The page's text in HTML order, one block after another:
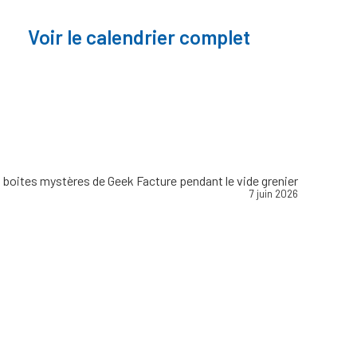
Voir le calendrier complet
boites mystères de Geek Facture pendant le vide grenier
7 juin 2026